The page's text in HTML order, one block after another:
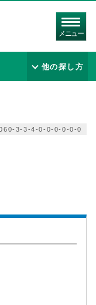
メニュー
他の探し方
3-3-4-0-0-0-0-0-0